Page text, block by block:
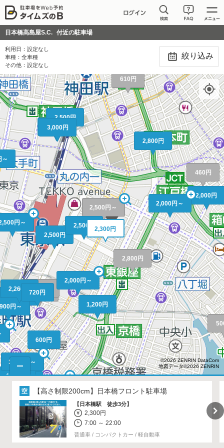
日本橋高島屋S.C. 付近の駐車場
利用日： 設定なし
車種： 全車種
その他： 設定なし
絞り込み
1,800円
2,500
2,140円
610円
5,000円
8,000円
460円
2,800円
2,500円～
600円
500円
1,800円
1,900円
1,300円
1,500円
1,500円～
2,600円～
円～
～
2,260円720円
円～
3,500円
2,500円
3,000円
2,000円
1,200円
2,800円
2,000円～
2,500円
2,000円～
2,500円2,300円
©2026 ZENRIN DataCom
地図データ©2026 ZENRIN
【高さ制限200cm】 日本橋フロント駐車場
【日本橋駅 徒歩3分】
2,300円
7:00 ～ 22:00
普通車 / コンパクトカー / 軽自動車